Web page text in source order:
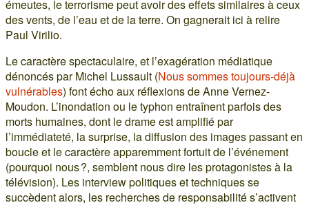
émeutes, le terrorisme peut avoir des effets similaires à ceux
des vents, de l’eau et de la terre. On gagnerait ici à relire
Paul Virilio.
Le caractère spectaculaire, et l’exagération médiatique
dénoncés par Michel Lussault (Nous sommes toujours-déjà
vulnérables) font écho aux réflexions de Anne Vernez-
Moudon. L’inondation ou le typhon entraînent parfois des
morts humaines, dont le drame est amplifié par
l’immédiateté, la surprise, la diffusion des images passant en
boucle et le caractère apparemment fortuit de l’événement
(pourquoi nous ?, semblent nous dire les protagonistes à la
télévision). Les interview politiques et techniques se
succèdent alors, les recherches de responsabilité s’activent